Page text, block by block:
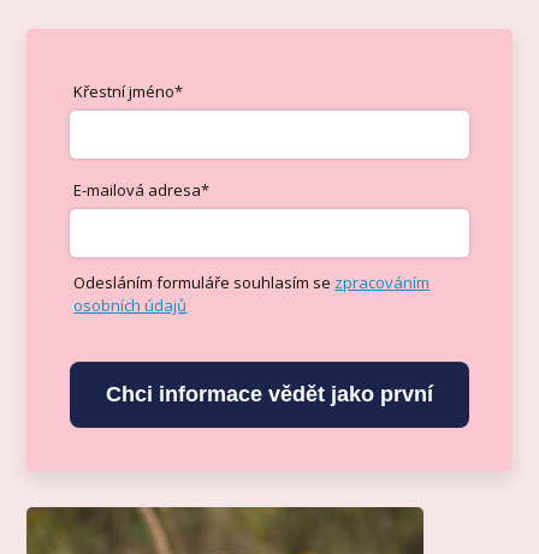
Křestní jméno*
E-mailová adresa*
Odesláním formuláře souhlasím se zpracováním
osobních údajů
Chci informace vědět jako první